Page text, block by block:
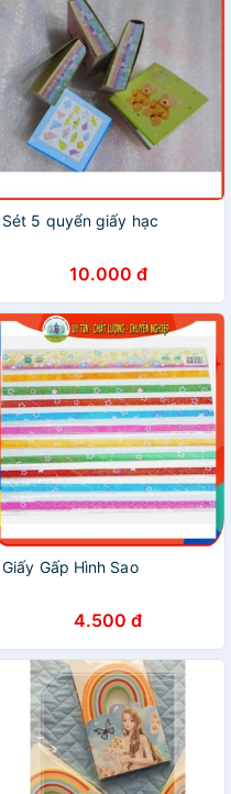
Sét 5 quyển giấy hạc
10.000 đ
Giấy Gấp Hình Sao
4.500 đ